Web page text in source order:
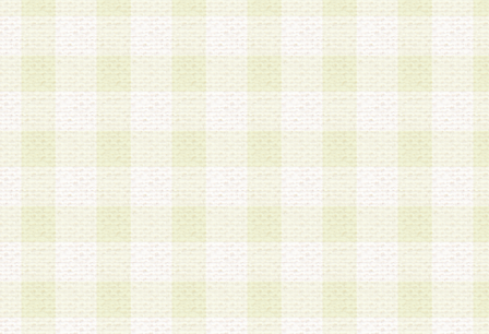
人を識別できる情報について第三者に開示または
社は事前に会員本人の同意を得るものとします。
3.前項の定めに拘わらず、当社は、以下の目的に
意を 得ることなく、会員個人を識別できる情報
づき選定した委託業者に対して当社の責任におい
できるものとします。な お、当社は、当該委託
契約を締結しこれを遵守させるとともに、本規約
の注意をもって当該情報を使用させるものとし ま
a.本サービスに係る謝礼、景品、調査サンプル品
b.会員からの電話、メール等の問い合わせなどへ
c.モバイルリサーチ、またはグループ形式による